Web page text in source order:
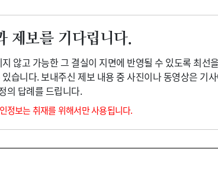
제보를 기다립니다.
않고 가능한 그 결실이 지면에 반영될 수 있도록 최선
습니다. 보내주신 제보 내용 중 사진이나 동영상은 기
의 답례를 드립니다.
정보는 취재를 위해서만 사용됩니다.